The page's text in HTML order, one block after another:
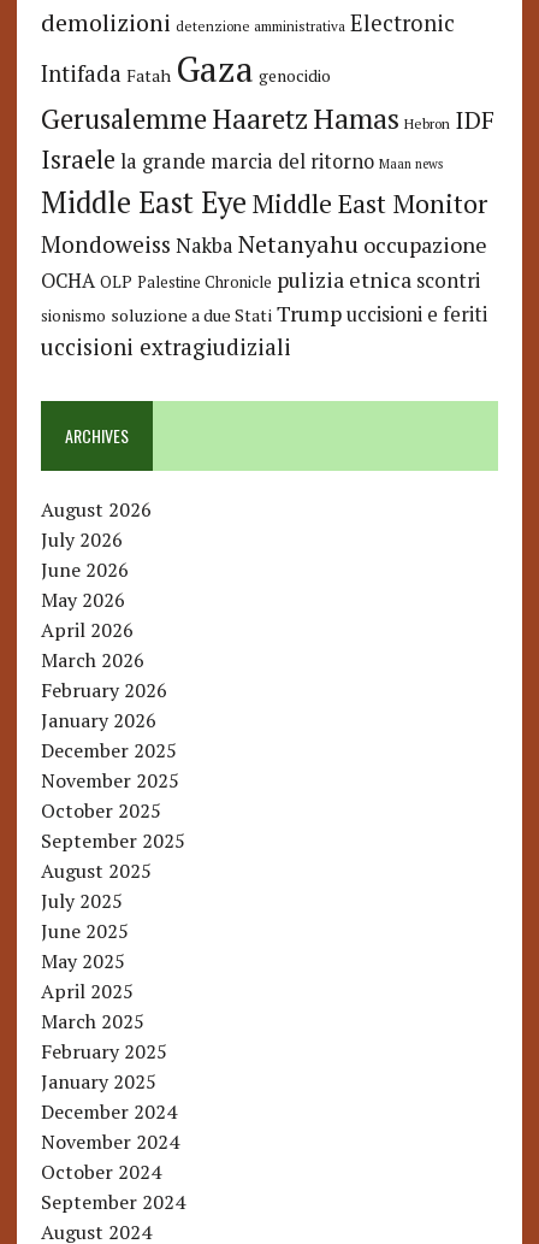
demolizioni detenzione amministrativa Electronic
Intifada Fatah Gaza genocidio
GerusalemmeHaaretzHamas Hebron IDF
Israele la grande marcia del ritorno Maan news
Middle East Eye Middle East Monitor
Mondoweiss Nakba Netanyahu occupazione
OCHA OLP Palestine Chronicle pulizia etnica scontri
sionismo soluzione a due Stati Trump uccisioni e feriti
uccisioni extragiudiziali
ARCHIVES
August 2026
July 2026
June 2026
May 2026
April 2026
March 2026
February 2026
January 2026
December 2025
November 2025
October 2025
September 2025
August 2025
July 2025
June 2025
May 2025
April 2025
March 2025
February 2025
January 2025
December 2024
November 2024
October 2024
September 2024
August 2024